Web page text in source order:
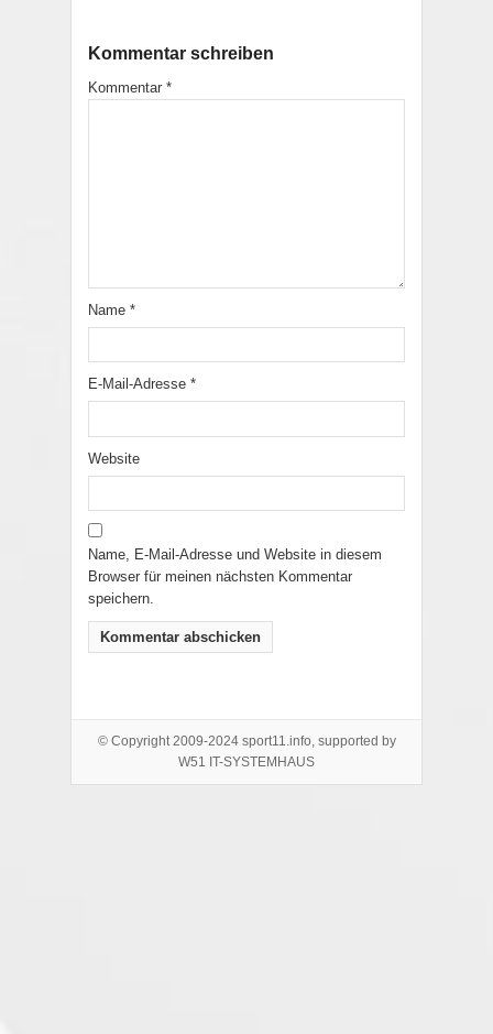
Kommentar schreiben
Kommentar *
Name *
E-Mail-Adresse *
Website
Name, E-Mail-Adresse und Website in diesem
Browser für meinen nächsten Kommentar
speichern.
© Copyright 2009-2024 sport11.info, supported by
W51 IT-SYSTEMHAUS